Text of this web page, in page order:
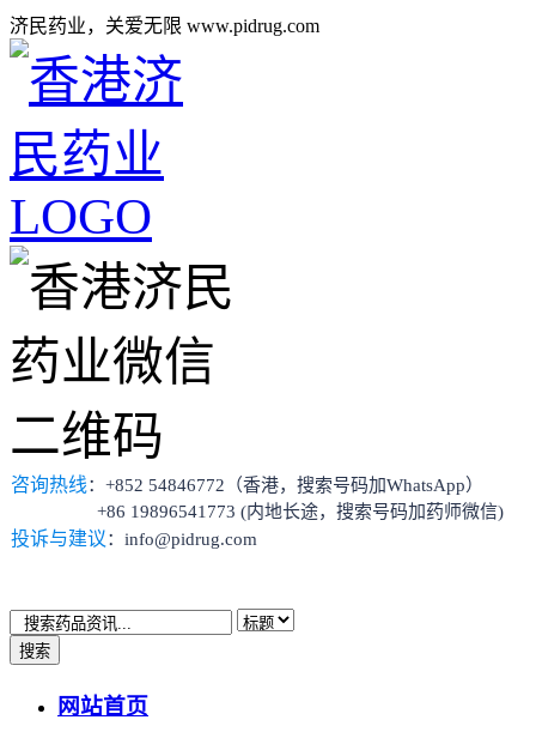
济民药业，关爱无限 www.pidrug.com
咨询热线：+852 54846772（香港，搜索号码加WhatsApp）
+86 19896541773 (内地长途，搜索号码加药师微信)
投诉与建议：info@pidrug.com
搜索
网站首页